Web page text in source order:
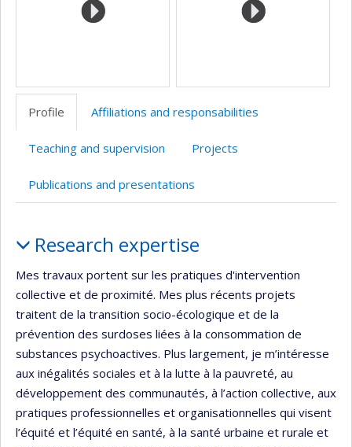
Profile Affiliations and responsabilities
Teaching and supervision Projects
Publications and presentations
Research expertise
Mes travaux portent sur les pratiques d'intervention
collective et de proximité. Mes plus récents projets
traitent de la transition socio-écologique et de la
prévention des surdoses liées à la consommation de
substances psychoactives. Plus largement, je m’intéresse
aux inégalités sociales et à la lutte à la pauvreté, au
développement des communautés, à l’action collective, aux
pratiques professionnelles et organisationnelles qui visent
l’équité et l’équité en santé, à la santé urbaine et rurale et